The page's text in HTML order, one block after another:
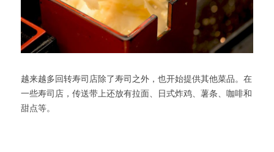
越来越多回转寿司店除了寿司之外，也开始提供其他菜品。在
一些寿司店，传送带上还放有拉面、日式炸鸡、薯条、咖啡和
甜点等。